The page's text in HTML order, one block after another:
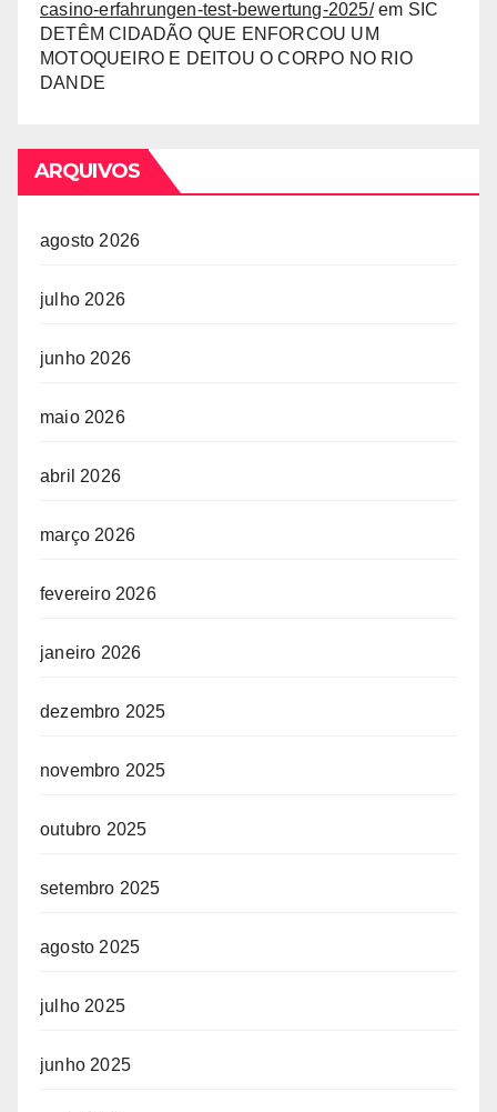
casino-erfahrungen-test-bewertung-2025/em SIC
DETÊM CIDADÃO QUE ENFORCOU UM
MOTOQUEIRO E DEITOU O CORPO NO RIO
DANDE
ARQUIVOS
agosto 2026
julho 2026
junho 2026
maio 2026
abril 2026
março 2026
fevereiro 2026
janeiro 2026
dezembro 2025
novembro 2025
outubro 2025
setembro 2025
agosto 2025
julho 2025
junho 2025